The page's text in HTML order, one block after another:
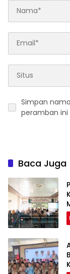
Simpan
peramban
Baca Juga